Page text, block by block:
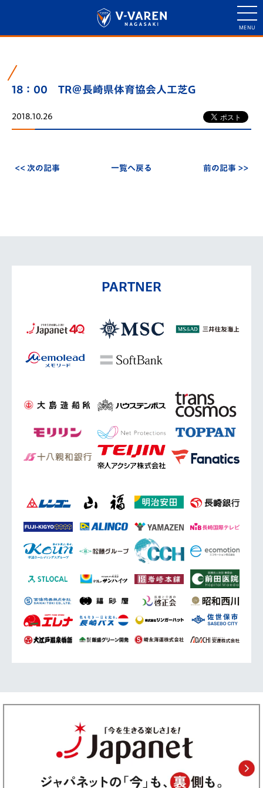
18：00 TR＠長崎県体育協会人工芝G
2018.10.26
<< 次の記事 一覧へ戻る 前の記事 >>
PARTNER